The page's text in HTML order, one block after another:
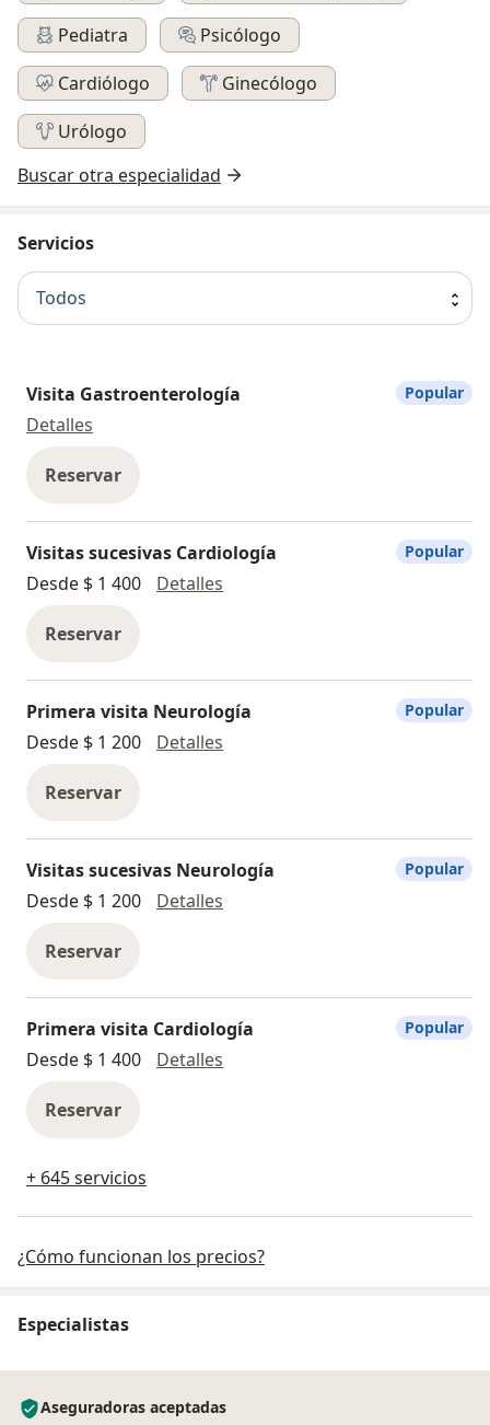
Pediatra
Psicólogo
Cardiólogo
Ginecólogo
Urólogo
Buscar otra especialidad
Servicios
Todos
Visita Gastroenterología
Detalles
Reservar
Popular
Visitas sucesivas Cardiología
Desde $ 1 400
Detalles
Reservar
Popular
Primera visita Neurología
Desde $ 1 200
Detalles
Reservar
Popular
Visitas sucesivas Neurología
Desde $ 1 200
Detalles
Reservar
Popular
Primera visita Cardiología
Desde $ 1 400
Detalles
Reservar
Popular
+ 645 servicios
¿Cómo funcionan los precios?
Especialistas
Aseguradoras aceptadas